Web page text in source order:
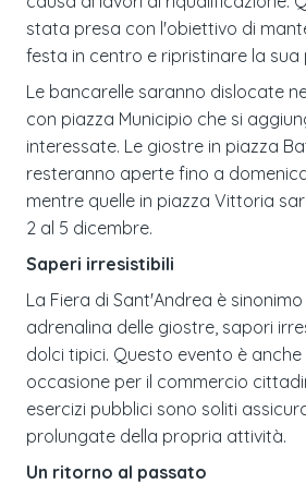
stata presa con l'obiettivo di
festa in centro e ripristinare la sua
Le bancarelle saranno dislocate
con piazza Municipio che si
interessate. Le giostre in piazza
resteranno aperte fino a
mentre quelle in piazza Vittoria
2 al 5 dicembre.
Saperi irresistibili
La Fiera di Sant'Andrea è
adrenalina delle giostre, sapori
dolci tipici. Questo evento è
occasione per il commercio
esercizi pubblici sono soliti
prolungate della propria attività.
Un ritorno al passato